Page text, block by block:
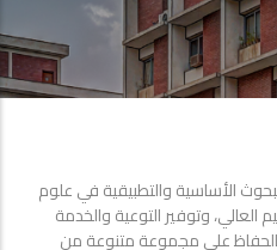
الأساسية والتطبيقية في علوم
العالي، وتوفير التوعية والخدمة
بالحفاظ على مجموعة متنوعة من